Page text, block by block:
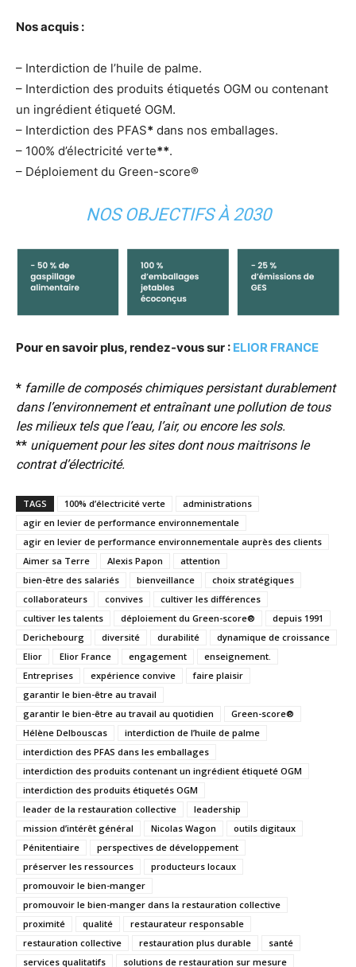
Nos acquis :
– Interdiction de l’huile de palme.
– Interdiction des produits étiquetés OGM ou contenant
un ingrédient étiqueté OGM.
– Interdiction des PFAS* dans nos emballages.
– 100% d’électricité verte**.
– Déploiement du Green-score®
NOS OBJECTIFS À 2030
Pour en savoir plus, rendez-vous sur : ELIOR FRANCE
* famille de composés chimiques persistant durablement
dans l’environnement et entraînant une pollution de tous
les milieux tels que l’eau, l’air, ou encore les sols.
** uniquement pour les sites dont nous maitrisons le
contrat d’électricité.
TAGS 100% d’électricité verte
administrations
agir en levier de performance environnementale
agir en levier de performance environnementale auprès des clients
Aimer sa Terre
Alexis Papon
attention
bien-être des salariés
bienveillance
choix stratégiques
collaborateurs
convives
cultiver les différences
cultiver les talents
déploiement du Green-score®
depuis 1991
Derichebourg
diversité durabilité
dynamique de croissance
Elior
Elior France engagement
enseignement.
Entreprises
expérience convive
faire plaisir
garantir le bien-être au travail
garantir le bien-être au travail au quotidien
Green-score®
Hélène Delbouscas
interdiction de l’huile de palme
interdiction des PFAS dans les emballages
interdiction des produits contenant un ingrédient étiqueté OGM
interdiction des produits étiquetés OGM
leader de la restauration collective
leadership
mission d’intérêt général
Nicolas Wagon
outils digitaux
Pénitentiaire
perspectives de développement
préserver les ressources
producteurs locaux
promouvoir le bien-manger
promouvoir le bien-manger dans la restauration collective
proximité
qualité
restaurateur responsable
restauration collective
restauration plus durable
santé
services qualitatifs
solutions de restauration sur mesure